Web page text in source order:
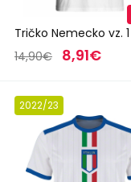
Tričko Nemecko vz. 1
14,90€
8,91€
2022/23